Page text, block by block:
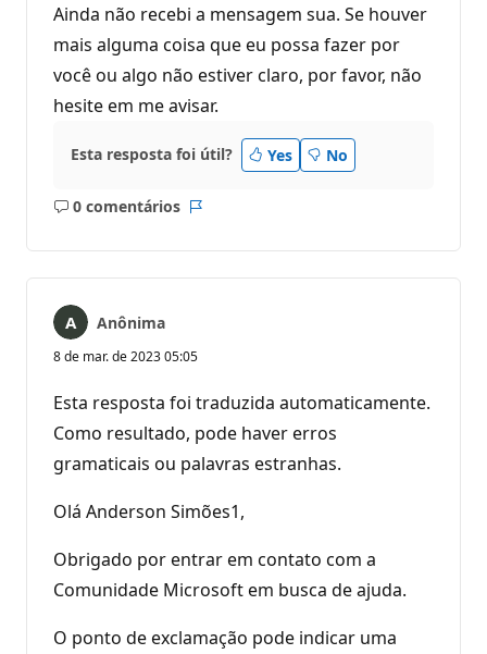
Ainda não recebi a mensagem sua. Se houver
mais alguma coisa que eu possa fazer por
você ou algo não estiver claro, por favor, não
hesite em me avisar.
Esta resposta foi útil? Yes No
0 comentários
Sem
Anônima
8 de mar. de 2023 05:05
Esta resposta foi traduzida automaticamente.
Como resultado, pode haver erros
gramaticais ou palavras estranhas.
Olá Anderson Simões1,
Obrigado por entrar em contato com a
Comunidade Microsoft em busca de ajuda.
O ponto de exclamação pode indicar uma